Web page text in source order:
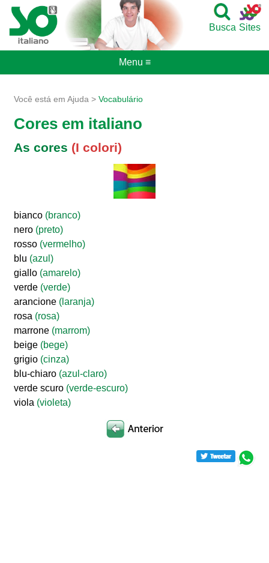
Sites
Busca
Você está em Ajuda >Vocabulário
Cores em italiano
As cores (I colori)
bianco (branco)
nero (preto)
rosso (vermelho)
blu (azul)
giallo (amarelo)
verde (verde)
arancione (laranja)
rosa (rosa)
marrone (marrom)
beige (bege)
grigio (cinza)
blu-chiaro (azul-claro)
verde scuro (verde-escuro)
viola (violeta)